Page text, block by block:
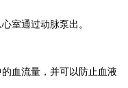
室通过动脉泵出。
血流量，并可以防止血液